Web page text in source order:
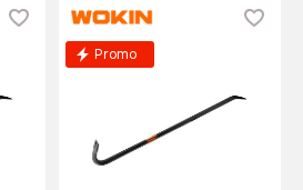
Promo